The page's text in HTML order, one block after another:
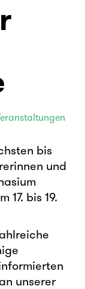
bis
und
17. bis 19.
unserer